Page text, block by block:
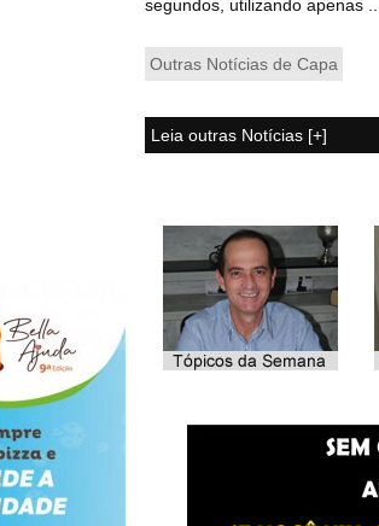
segundos, utilizando apenas ...
Outras Notícias de Capa
Leia outras Notícias [+]